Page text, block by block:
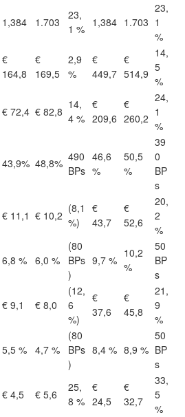
1,384 1.703
23,
1 % 1,384 1.703
23,
1
%
€
164,8
€
169,5
2,9
%
€
449,7
€
514,9
14,
5
%
€ 72,4 € 82,8
14,
4 %
€
209,6
€
260,2
24,
1
%
43,9% 48,8% 490
BPs
46,6
%
50,5
%
39
0
BP
s
€ 11,1 € 10,2
(8,1
%)
€
43,7
€
52,6
20,
2
%
6,8 % 6,0 %
(80
BPs
)
9,7 %
10,2
%
50
BP
s
€ 9,1 € 8,0
(12,
6
%)
€
37,6
€
45,8
21,
9
%
5,5 % 4,7 %
(80
BPs
)
8,4 % 8,9 %
50
BP
s
€ 4,5 € 5,6
25,
8 %
€
24,5
€
32,7
33,
5
%